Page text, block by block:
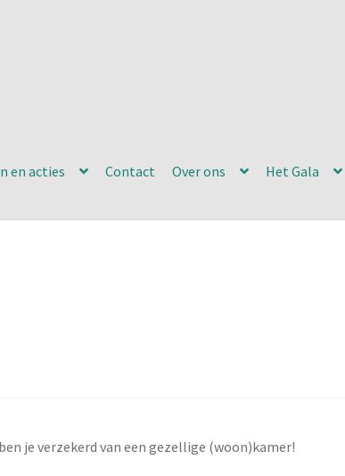
en acties Contact Over ons Het Gala
je verzekerd van een gezellige (woon)kamer!